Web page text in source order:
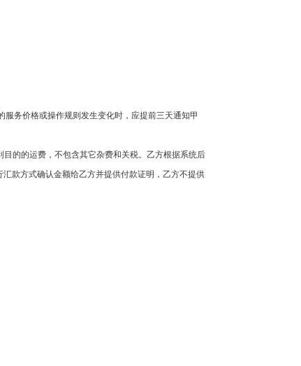
务价格或操作规则发生变化时，应提前三天通知甲
的的运费，不包含其它杂费和关税。乙方根据系统后
款方式确认金额给乙方并提供付款证明，乙方不提供